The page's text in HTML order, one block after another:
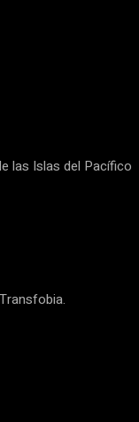
las Islas del Pacífico